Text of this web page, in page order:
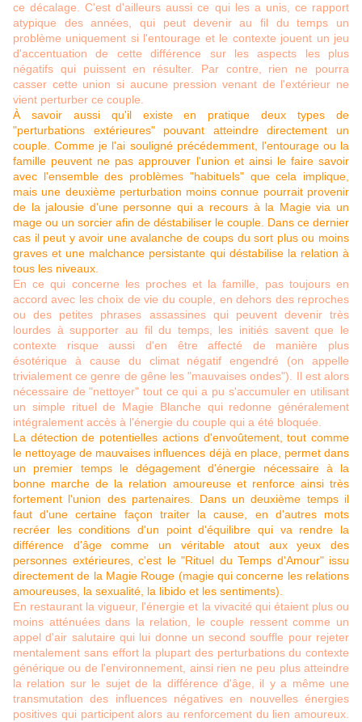
ce décalage. C'est d'ailleurs aussi ce qui les a unis, ce rapport
atypique des années, qui peut devenir au fil du temps un
problème uniquement si l'entourage et le contexte jouent un jeu
d'accentuation de cette différence sur les aspects les plus
négatifs qui puissent en résulter. Par contre, rien ne pourra
casser cette union si aucune pression venant de l'extérieur ne
vient perturber ce couple.
À savoir aussi qu'il existe en pratique deux types de
"perturbations extérieures" pouvant atteindre directement un
couple. Comme je l'ai souligné précédemment, l'entourage ou la
famille peuvent ne pas approuver l'union et ainsi le faire savoir
avec l'ensemble des problèmes "habituels" que cela implique,
mais une deuxième perturbation moins connue pourrait provenir
de la jalousie d'une personne qui a recours à la Magie via un
mage ou un sorcier afin de déstabiliser le couple. Dans ce dernier
cas il peut y avoir une avalanche de coups du sort plus ou moins
graves et une malchance persistante qui déstabilise la relation à
tous les niveaux.
En ce qui concerne les proches et la famille, pas toujours en
accord avec les choix de vie du couple, en dehors des reproches
ou des petites phrases assassines qui peuvent devenir très
lourdes à supporter au fil du temps, les initiés savent que le
contexte risque aussi d'en être affecté de manière plus
ésotérique à cause du climat négatif engendré (on appelle
trivialement ce genre de gêne les "mauvaises ondes"). Il est alors
nécessaire de "nettoyer" tout ce qui a pu s'accumuler en utilisant
un simple rituel de Magie Blanche qui redonne généralement
intégralement accès à l'énergie du couple qui a été bloquée.
La détection de potentielles actions d'envoûtement, tout comme
le nettoyage de mauvaises influences déjà en place, permet dans
un premier temps le dégagement d'énergie nécessaire à la
bonne marche de la relation amoureuse et renforce ainsi très
fortement l'union des partenaires. Dans un deuxième temps il
faut d'une certaine façon traiter la cause, en d'autres mots
recréer les conditions d'un point d'équilibre qui va rendre la
différence d'âge comme un véritable atout aux yeux des
personnes extérieures, c'est le "Rituel du Temps d'Amour" issu
directement de la Magie Rouge (magie qui concerne les relations
amoureuses, la sexualité, la libido et les sentiments).
En restaurant la vigueur, l'énergie et la vivacité qui étaient plus ou
moins atténuées dans la relation, le couple ressent comme un
appel d'air salutaire qui lui donne un second souffle pour rejeter
mentalement sans effort la plupart des perturbations du contexte
générique ou de l'environnement, ainsi rien ne peu plus atteindre
la relation sur le sujet de la différence d'âge, il y a même une
transmutation des influences négatives en nouvelles énergies
positives qui participent alors au renforcement du lien amoureux.